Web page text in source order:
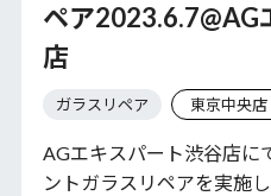
ペア2023.6.7@AG
店
ガラスリペア 東京中央店
AGエキスパート渋谷店に
ントガラスリペアを実施